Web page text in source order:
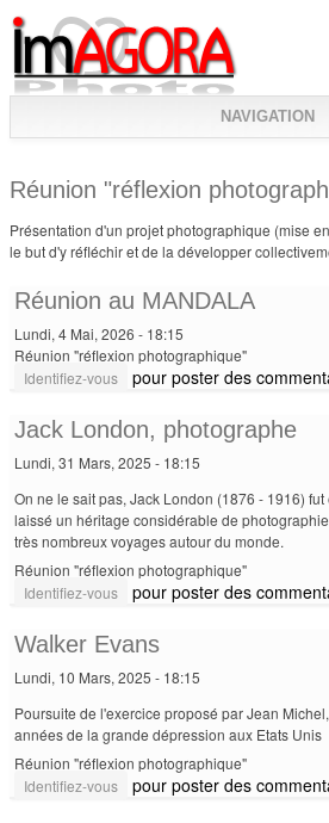
NAVIGATION
Réunion "réflexion
Présentation d'un projet photographique (mise
le but d'y réfléchir et de la développer
Réunion au MANDALA
Lundi, 4 Mai, 2026 - 18:15
Réunion "réflexion photographique"
Identifiez-vous pour poster des
Jack London, photographe
Lundi, 31 Mars, 2025 - 18:15
On ne le sait pas, Jack London (1876 - 1916)
laissé un héritage considérable de
très nombreux voyages autour du monde.
Réunion "réflexion photographique"
Identifiez-vous pour poster des
Walker Evans
Lundi, 10 Mars, 2025 - 18:15
Poursuite de l'exercice proposé par Jean
années de la grande dépression aux Etats Unis
Réunion "réflexion photographique"
Identifiez-vous pour poster des